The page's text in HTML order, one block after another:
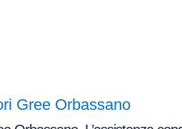
Gree Orbassano